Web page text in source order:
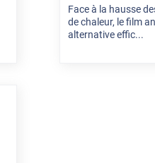
Face à la hausse
de chaleur, le film
alternative effic...